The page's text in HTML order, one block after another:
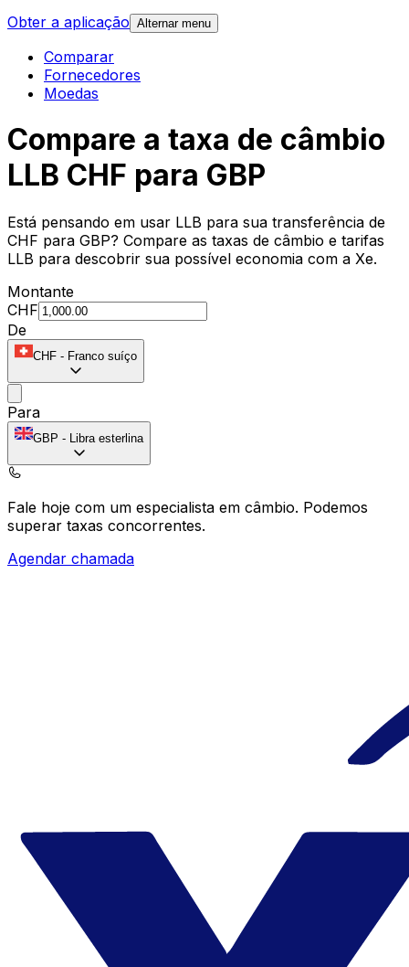
Obter a aplicação Alternar menu
Comparar
Fornecedores
Moedas
Compare a taxa de câmbio
LLB CHF para GBP
Está pensando em usar LLB para sua transferência de
CHF para GBP? Compare as taxas de câmbio e tarifas
LLB para descobrir sua possível economia com a Xe.
Montante
CHF
De
CHF - Franco suíço
Para
GBP - Libra esterlina
Fale hoje com um especialista em câmbio. Podemos
superar taxas concorrentes.
Agendar chamada